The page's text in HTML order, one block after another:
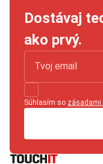
Dostávaj
ako prvý.
Súhlasím so zásadami